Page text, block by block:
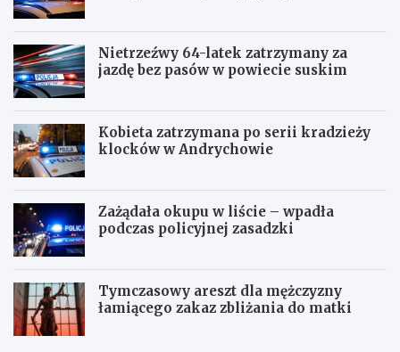
Nietrzeźwy 64-latek zatrzymany za
jazdę bez pasów w powiecie suskim
Kobieta zatrzymana po serii kradzieży
klocków w Andrychowie
Zażądała okupu w liście – wpadła
podczas policyjnej zasadzki
Tymczasowy areszt dla mężczyzny
łamiącego zakaz zbliżania do matki
C
P